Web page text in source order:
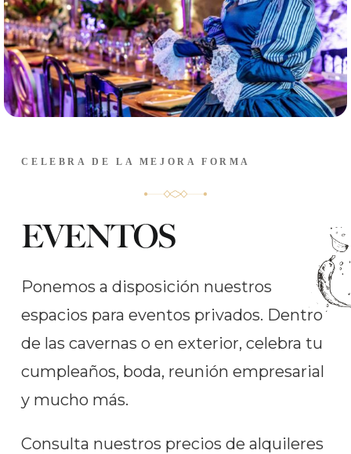
CELEBRA DE LA MEJORA FORMA
EVENTOS
Ponemos a disposición nuestros
espacios para eventos privados. Dentro
de las cavernas o en exterior, celebra tu
cumpleaños, boda, reunión empresarial
y mucho más.
Consulta nuestros precios de alquileres